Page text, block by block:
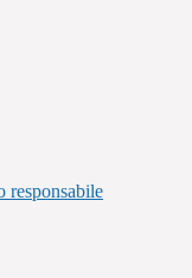
responsabile